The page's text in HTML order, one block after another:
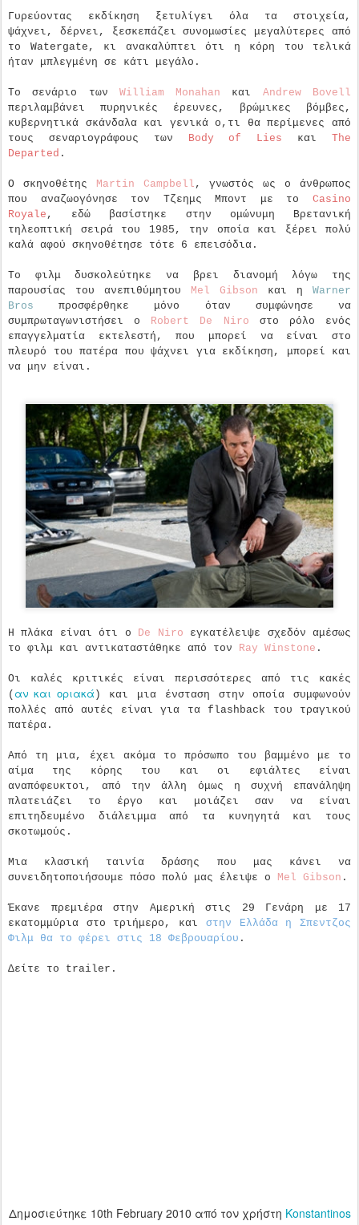
Γυρεύοντας εκδίκηση ξετυλίγει όλα τα στοιχεία,
ψάχνει, δέρνει, ξεσκεπάζει συνομωσίες μεγαλύτερες από
το Watergate, κι ανακαλύπτει ότι η κόρη του τελικά
ήταν μπλεγμένη σε κάτι μεγάλο.
Το σενάριο των William Monahan και Andrew Bovell
περιλαμβάνει πυρηνικές έρευνες, βρώμικες βόμβες,
κυβερνητικά σκάνδαλα και γενικά ο,τι θα περίμενες από
τους σεναριογράφους των Body of Lies καιThe
Departed .
Ο σκηνοθέτης Martin Campbell , γνωστός ως ο άνθρωπος
που αναζωογόνησε τον Τζεημς Μποντ με το Casino
Royale , εδώ βασίστηκε στην ομώνυμη Βρετανική
τηλεοπτική σειρά του 1985, την οποία και ξέρει πολύ
καλά αφού σκηνοθέτησε τότε 6 επεισόδια.
Το φιλμ δυσκολεύτηκε να βρει διανομή λόγω της
παρουσίας του ανεπιθύμητου Mel Gibson και η Warner
Bros προσφέρθηκε μόνο όταν συμφώνησε να
συμπρωταγωνιστήσει ο Robert De Niro στο ρόλο ενός
επαγγελματία εκτελεστή, που μπορεί να είναι στο
πλευρό του πατέρα που ψάχνει για εκδίκηση, μπορεί και
να μην είναι.
Η πλάκα είναι ότι ο De Niro εγκατέλειψε σχεδόν αμέσως
το φιλμ και αντικαταστάθηκε από τον Ray Winstone .
Οι καλές κριτικές είναι περισσότερες από τις κακές
( αν και οριακά ) και μια ένσταση στην οποία συμφωνούν
πολλές από αυτές είναι για τα flashback του τραγικού
πατέρα.
Από τη μια, έχει ακόμα το πρόσωπο του βαμμένο με το
αίμα της κόρης του και οι εφιάλτες είναι
αναπόφευκτοι, από την άλλη όμως η συχνή επανάληψη
πλατειάζει το έργο και μοιάζει σαν να είναι
επιτηδευμένο διάλειμμα από τα κυνηγητά και τους
σκοτωμούς.
Μια κλασική ταινία δράσης που μας κάνει να
συνειδητοποιήσουμε πόσο πολύ μας έλειψε ο Mel Gibson .
Έκανε πρεμιέρα στην Αμερική στις 29 Γενάρη με 17
εκατομμύρια στο τριήμερο, και στην Ελλάδα η Σπεντζος
Φιλμ θα το φέρει στις 18 Φεβρουαρίου .
Δείτε το trailer.
Δημοσιεύτηκε 10th February 2010 από τον χρήστη Konstantinos